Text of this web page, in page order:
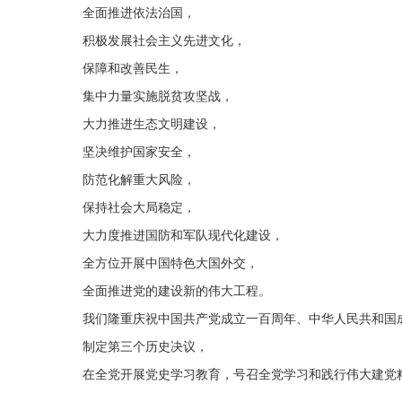
全面推进依法治国，
积极发展社会主义先进文化，
保障和改善民生，
集中力量实施脱贫攻坚战，
大力推进生态文明建设，
坚决维护国家安全，
防范化解重大风险，
保持社会大局稳定，
大力度推进国防和军队现代化建设，
全方位开展中国特色大国外交，
全面推进党的建设新的伟大工程。
我们隆重庆祝中国共产党成立一百周年、中华人民共和国
制定第三个历史决议，
在全党开展党史学习教育， 号召全党学习和践行伟大建党